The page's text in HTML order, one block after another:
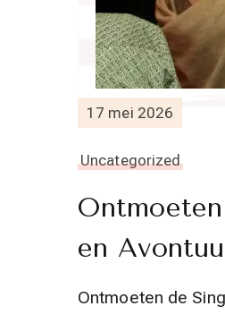
17 mei 2026
Uncategorized
en
Ontmoeten de